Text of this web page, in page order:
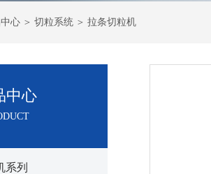
心 ＞ 切粒系统 ＞ 拉条切粒机
系列
中心